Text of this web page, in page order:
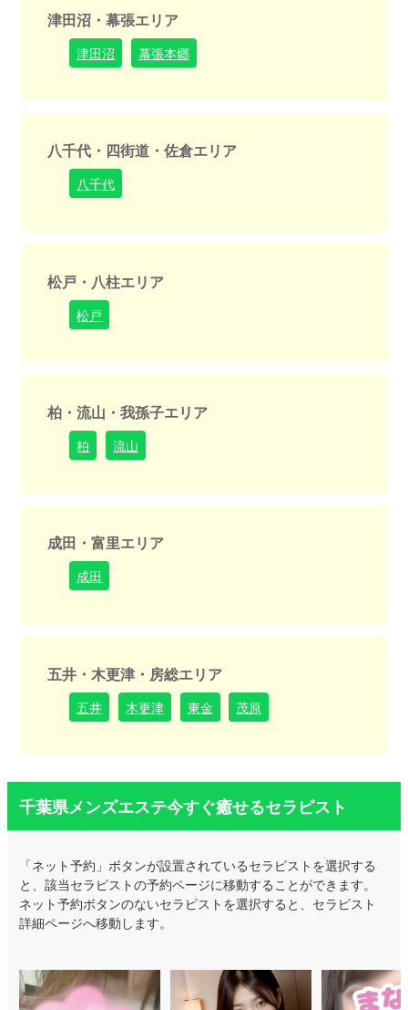
津田沼・幕張エリア
津田沼 幕張本郷
八千代・四街道・佐倉エリア
八千代
松戸・八柱エリア
松戸
柏・流山・我孫子エリア
柏 流山
成田・富里エリア
成田
五井・木更津・房総エリア
五井 木更津 東金 茂原
千葉県メンズエステ今すぐ癒せるセラピスト
「ネット予約」ボタンが設置されているセラピストを選択する
と、該当セラピストの予約ページに移動することができます。
ネット予約ボタンのないセラピストを選択すると、セラピスト
詳細ページへ移動します。